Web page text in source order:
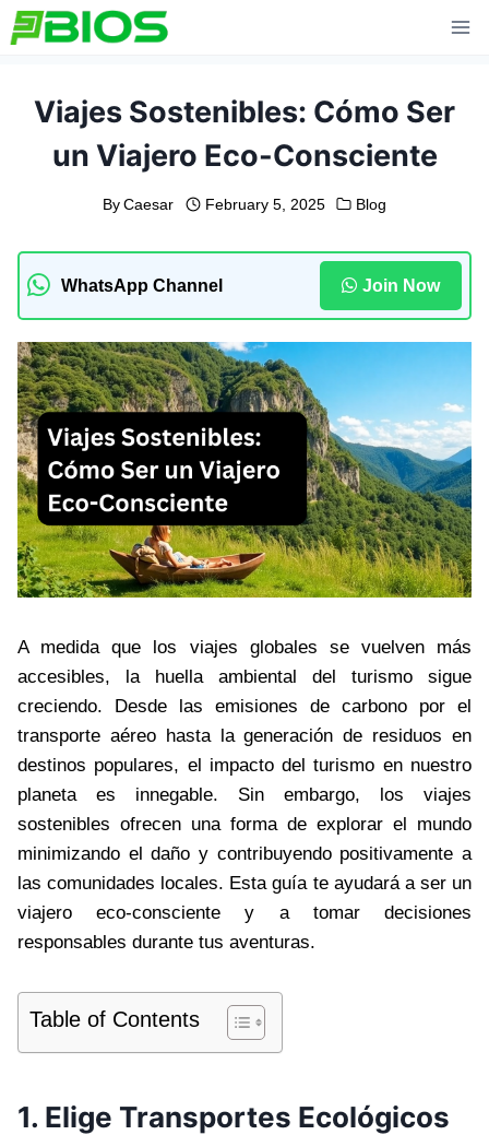
Skip
to
Viajes Sostenibles: Cómo Ser
un Viajero Eco-Consciente
By Caesar February 5, 2025 Blog
WhatsApp Channel Join Now
A medida que los viajes globales se vuelven más
accesibles, la huella ambiental del turismo sigue
creciendo. Desde las emisiones de carbono por el
transporte aéreo hasta la generación de residuos en
destinos populares, el impacto del turismo en nuestro
planeta es innegable. Sin embargo, los viajes
sostenibles ofrecen una forma de explorar el mundo
minimizando el daño y contribuyendo positivamente a
las comunidades locales. Esta guía te ayudará a ser un
viajero eco-consciente y a tomar decisiones
responsables durante tus aventuras.
Table of Contents
1. Elige Transportes Ecológicos